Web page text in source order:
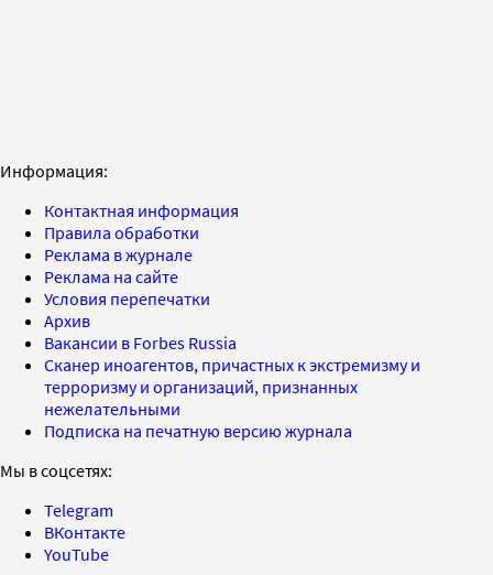
Информация:
Контактная информация
Правила обработки
Реклама в журнале
Реклама на сайте
Условия перепечатки
Архив
Вакансии в Forbes Russia
Сканер иноагентов, причастных к экстремизму и
терроризму и организаций, признанных
нежелательными
Подписка на печатную версию журнала
Мы в соцсетях:
Telegram
ВКонтакте
YouTube